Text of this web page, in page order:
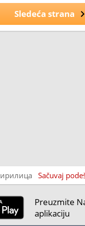
Sledeća strana
Sačuvaj
Preuzmite
aplikaciju